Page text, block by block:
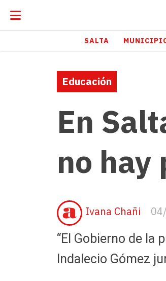
SALTA
En
no hay
“El Gobierno de la
Indalecio Gómez
Educación
Ivana Chañi